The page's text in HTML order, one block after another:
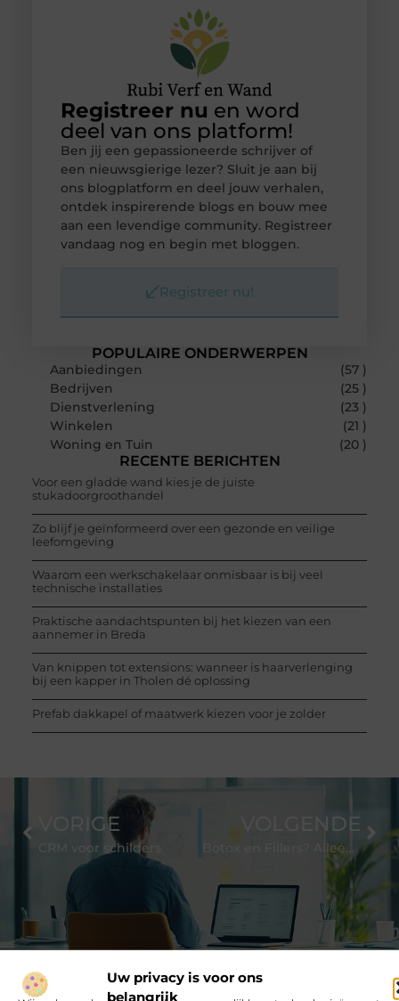
Uw privacy is voor ons
belangrijk
POPULAIRE ONDERWERPEN
Aanbiedingen
(57 )
Bedrijven
(25 )
Dienstverlening
(23 )
Winkelen
(21 )
Woning en Tuin
(20 )
RECENTE BERICHTEN
Voor een gladde wand kies je de juiste
stukadoorgroothandel
Zo blijf je geïnformeerd over een gezonde en veilige
leefomgeving
Waarom een werkschakelaar onmisbaar is bij veel
technische installaties
Praktische aandachtspunten bij het kiezen van een
aannemer in Breda
Van knippen tot extensions: wanneer is haarverlenging
bij een kapper in Tholen dé oplossing
Prefab dakkapel of maatwerk kiezen voor je zolder
Registreer nu en word
deel van ons platform!
Ben jij een gepassioneerde schrijver of
een nieuwsgierige lezer? Sluit je aan bij
ons blogplatform en deel jouw verhalen,
ontdek inspirerende blogs en bouw mee
aan een levendige community. Registreer
vandaag nog en begin met bloggen.
Registreer nu!
VORIGE
CRM voor schilders
VOLGENDE
Botox en Fillers? Alleen door gecertificeerde arts